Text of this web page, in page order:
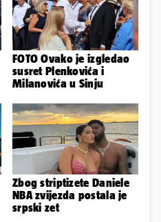
FOTO Ovako je izgledao
susret Plenkovića i
Milanovića u Sinju
Zbog striptizete Daniele
NBA zvijezda postala je
srpski zet